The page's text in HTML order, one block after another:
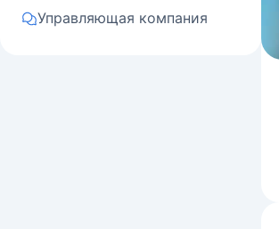
Управляющая компания